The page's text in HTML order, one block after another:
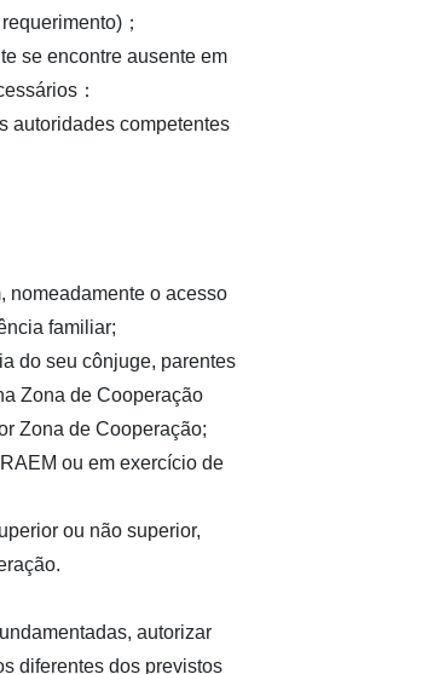
；
se encontre ausente em
：
autoridades competentes
nomeadamente o acesso
familiar;
do seu cônjuge, parentes
Zona de Cooperação
Zona de Cooperação;
ou em exercício de
ou não superior,
autorizar
diferentes dos previstos